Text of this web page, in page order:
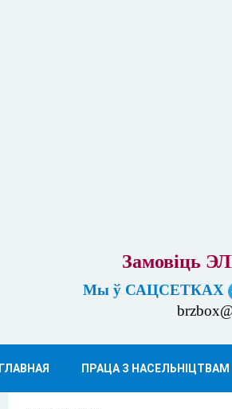
Замовіць
Мы ў САЦСЕТКАХ
ГЛАВНАЯ ПРАЦА З НАСЕЛЬНІЦТВАМ